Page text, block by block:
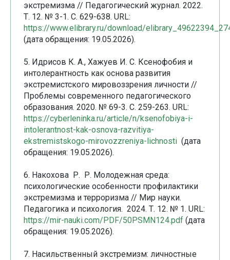
экстремизма // Педагогический журнал. 2022.
Т. 12. № 3-1. С. 629-638. URL:
https://www.elibrary.ru/download/
(дата обращения: 19.05.2026).
5. Идрисов К. А., Хажуев И. С. Ксенофобия и
интолерантность как основа развития
экстремистского мировоззрения личности //
Проблемы современного педагогического
образования. 2020. № 69-3. С. 259-263. URL:
https://cyberleninka.ru/article/n/ksenofobiya-i-
intolerantnost-kak-osnova-razvitiya-
ekstremistskogo-mirovozzreniya-lichnosti (дата
обращения: 19.05.2026).
6. Накохова Р. Р. Молодежная среда:
психологические особенности профилактики
экстремизма и терроризма // Мир науки.
Педагогика и психология. 2024. Т. 12. № 1. URL:
https://mir-nauki.com/PDF/50PSMN124.pdf (дата
обращения: 19.05.2026).
7. Насильственный экстремизм: личностные